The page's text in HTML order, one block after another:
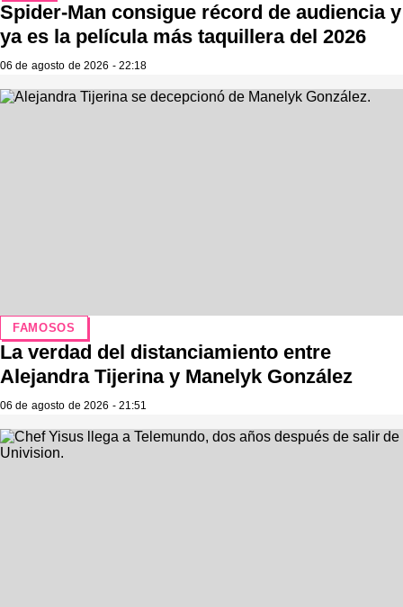
Spider-Man consigue récord de audiencia y
ya es la película más taquillera del 2026
06 de agosto de 2026 - 22:18
FAMOSOS
La verdad del distanciamiento entre
Alejandra Tijerina y Manelyk González
06 de agosto de 2026 - 21:51